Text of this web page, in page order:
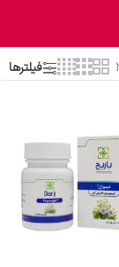
فیلترها